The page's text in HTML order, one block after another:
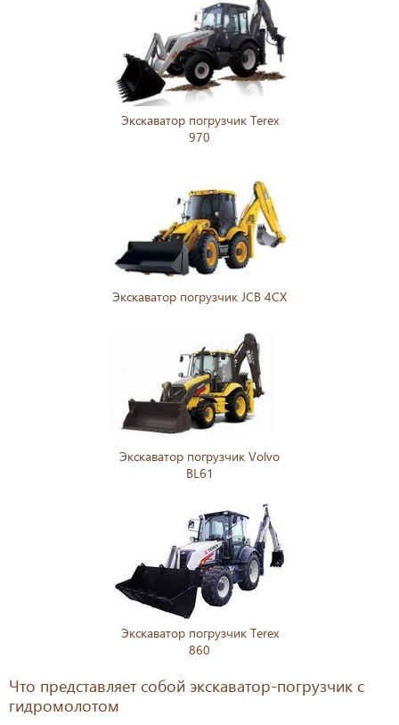
Экскаватор погрузчик Terex
970
Экскаватор погрузчик JCB 4CX
Экскаватор погрузчик Volvo
BL61
Экскаватор погрузчик Terex
860
Что представляет собой экскаватор-погрузчик с
гидромолотом